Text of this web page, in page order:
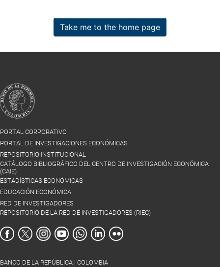
Take me to the home page
PORTAL CORPORATIVO
PORTAL DE INVESTIGACIONES ECONÓMICAS
REPOSITORIO INSTITUCIONAL
CATÁLOGO BIBLIOGRÁFICO DEL CENTRO DE INVESTIGACIÓN ECONÓMICA
(CAIE)
ESTADÍSTICAS ECONÓMICAS
EDUCACIÓN ECONÓMICA
RED DE INVESTIGADORES
REPOSITORIO DE LA RED DE INVESTIGADORES (RIEC)
BANCO DE LA REPÚBLICA | COLOMBIA